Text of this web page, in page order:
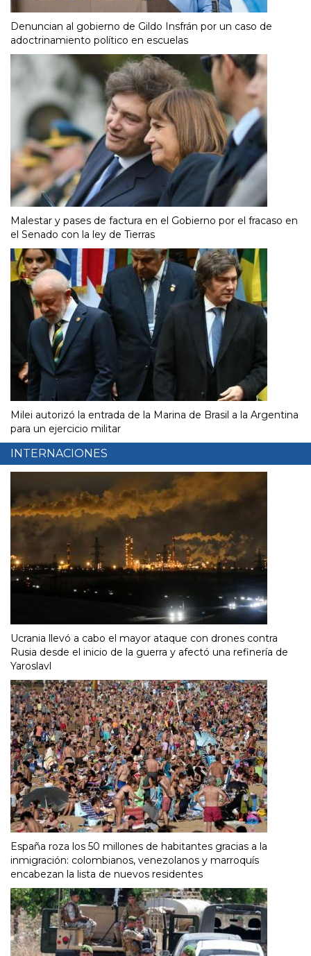
Denuncian al gobierno de Gildo Insfrán por un caso de
adoctrinamiento político en escuelas
Malestar y pases de factura en el Gobierno por el fracaso en
el Senado con la ley de Tierras
Milei autorizó la entrada de la Marina de Brasil a la Argentina
para un ejercicio militar
INTERNACIONES
Ucrania llevó a cabo el mayor ataque con drones contra
Rusia desde el inicio de la guerra y afectó una refinería de
Yaroslavl
España roza los 50 millones de habitantes gracias a la
inmigración: colombianos, venezolanos y marroquís
encabezan la lista de nuevos residentes